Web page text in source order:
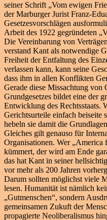
seiner Schrift „Vom ewigen
der Marburger Jurist Franz-
Gesetzesvorschlägen
Arbeit des 1922 gegründeten
Die Vereinbarung von
verstand Kant als notwendige
Freiheit der Entfaltung des
verlassen kann, kann seine
dass ihm in allen Konflikten
Gerade diese Missachtung von
Grundgesetzes bildet eine der
Entwicklung des Rechtsstaats.
Gerichtsurteile einfach beiseite
hebeln sie damit die
Gleiches gilt genauso für
Organisationen. Wer „America
kümmert, der wird am Ende
das hat Kant in seiner
vor mehr als 200 Jahren
Darum sollten möglichst viele
lesen. Humanität ist nämlich
„Gutmenschen“, sondern
gemeinsamen Zukuft der
propagierte Neoliberalismus